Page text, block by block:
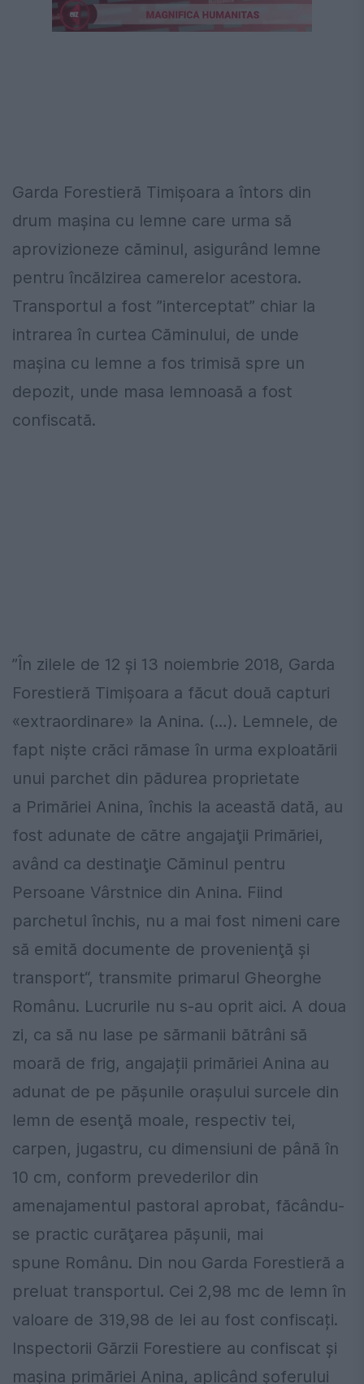
Următorul videoclip în 4 Anulează
Garda Forestieră Timișoara a întors din
drum mașina cu lemne care urma să
aprovizioneze căminul, asigurând lemne
pentru încălzirea camerelor acestora.
Transportul a fost ”interceptat” chiar la
intrarea în curtea Căminului, de unde
mașina cu lemne a fos trimisă spre un
depozit, unde masa lemnoasă a fost
confiscată.
”În zilele de 12 şi 13 noiembrie 2018, Garda
Forestieră Timişoara a făcut două capturi
«extraordinare» la Anina. (…). Lemnele, de
fapt nişte crăci rămase în urma exploatării
unui parchet din pădurea proprietate
a Primăriei Anina, închis la această dată, au
fost adunate de către angajaţii Primăriei,
având ca destinaţie Căminul pentru
Persoane Vârstnice din Anina. Fiind
parchetul închis, nu a mai fost nimeni care
să emită documente de provenienţă şi
transport“, transmite primarul Gheorghe
Românu. Lucrurile nu s-au oprit aici. A doua
zi, ca să nu lase pe sărmanii bătrâni să
moară de frig, angajații primăriei Anina au
adunat de pe păşunile orașului surcele din
lemn de esenţă moale, respectiv tei,
carpen, jugastru, cu dimensiuni de până în
10 cm, conform prevederilor din
amenajamentul pastoral aprobat, făcându-
se practic curăţarea păşunii, mai
spune Românu. Din nou Garda Forestieră a
preluat transportul. Cei 2,98 mc de lemn în
valoare de 319,98 de lei au fost confiscați.
Inspectorii Gărzii Forestiere au confiscat și
mașina primăriei Anina, aplicând șoferului